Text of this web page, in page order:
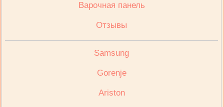
Варочная панель
Отзывы
Samsung
Gorenje
Ariston